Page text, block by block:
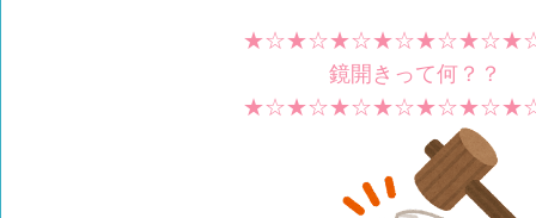
鏡開きって何？？